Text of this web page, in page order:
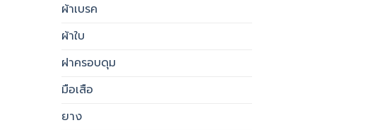
ผ้าเบรค
ผ้าใบ
ฝาครอบดุม
มือเสือ
ยาง